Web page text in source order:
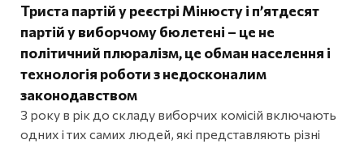
Триста партій у реєстрі Мінюсту і п’ятдесят
партій у виборчому бюлетені – це не
політичний плюралізм, це обман населення і
технологія роботи з недосконалим
законодавством
З року в рік до складу виборчих комісій включають
одних і тих самих людей, які представляють різні